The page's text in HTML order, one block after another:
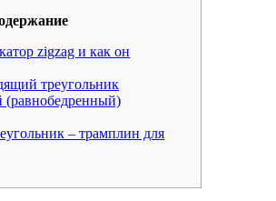
zigzag и как он
треугольник
– трамплин для